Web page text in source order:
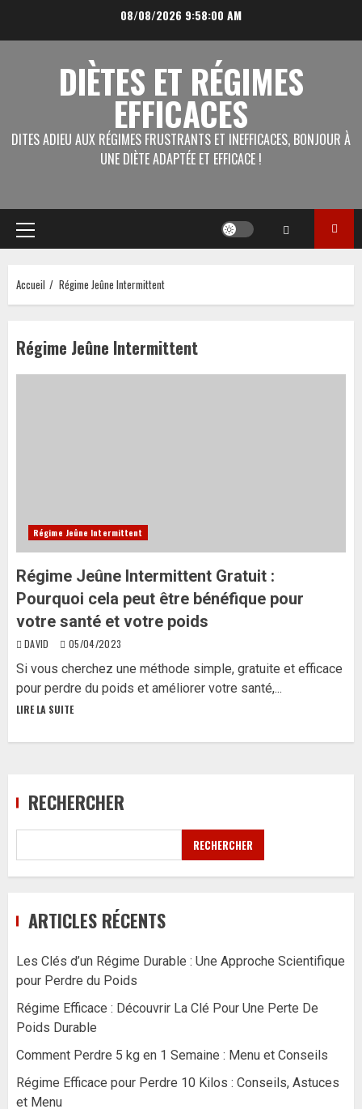
08/08/2026 9:58:00 AM
DIÈTES ET RÉGIMES
EFFICACES
DITES ADIEU AUX RÉGIMES FRUSTRANTS ET INEFFICACES, BONJOUR À
UNE DIÈTE ADAPTÉE ET EFFICACE !
Menu
principal
Accueil Régime Jeûne Intermittent
Régime Jeûne Intermittent
Régime Jeûne Intermittent
Régime Jeûne Intermittent Gratuit :
Pourquoi cela peut être bénéfique pour
votre santé et votre poids
DAVID 05/04/2023
Si vous cherchez une méthode simple, gratuite et efficace
pour perdre du poids et améliorer votre santé,...
LIRE LA SUITE
RECHERCHER
RECHERCHER
ARTICLES RÉCENTS
Les Clés d’un Régime Durable : Une Approche Scientifique
pour Perdre du Poids
Régime Efficace : Découvrir La Clé Pour Une Perte De
Poids Durable
Comment Perdre 5 kg en 1 Semaine : Menu et Conseils
Régime Efficace pour Perdre 10 Kilos : Conseils, Astuces
et Menu